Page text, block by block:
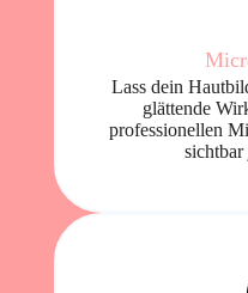
Lass dein
glättende
professionellen